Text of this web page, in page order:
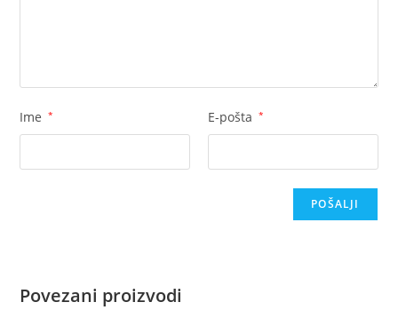
Ime * E-pošta *
Povezani proizvodi